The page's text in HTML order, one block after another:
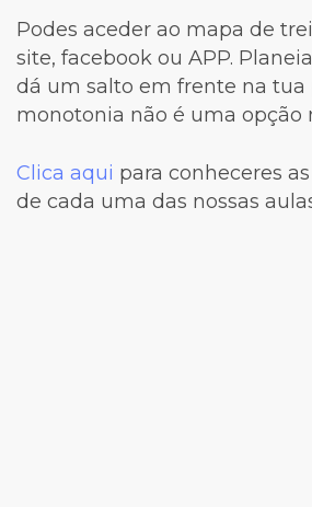
Podes aceder ao mapa de
site, facebook ou APP.
dá um salto em frente na tua
monotonia não é uma opção
Clica aqui para conheceres
de cada uma das nossas